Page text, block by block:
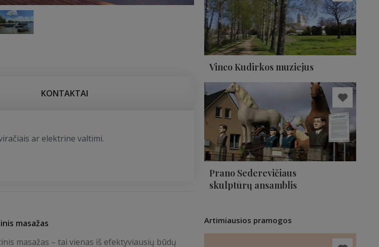
KONTAKTAI
ar elektrine valtimi.
masažas
masažas – tai vienas iš efektyviausių būdų
Vinco Kudirkos muziejus
Prano Sederevičiaus
skulptūrų ansamblis
Artimiausios pramogos